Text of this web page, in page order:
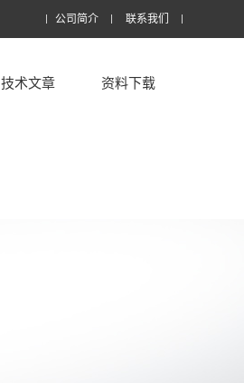
公司简介 联系我们
技术文章 资料下载